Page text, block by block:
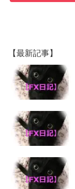
【最新記事】